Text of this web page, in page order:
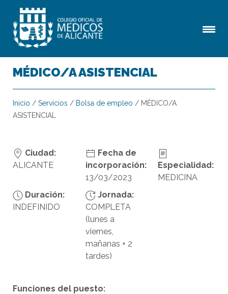
MÉDICO/A ASISTENCIAL
Inicio / Servicios / Bolsa de empleo / MÉDICO/A
ASISTENCIAL
Ciudad:
ALICANTE
Fecha de
incorporación:
13/03/2023
Especialidad:
MEDICINA
Duración:
INDEFINIDO
Jornada:
COMPLETA
(lunes a
viernes,
mañanas + 2
tardes)
Funciones del puesto: